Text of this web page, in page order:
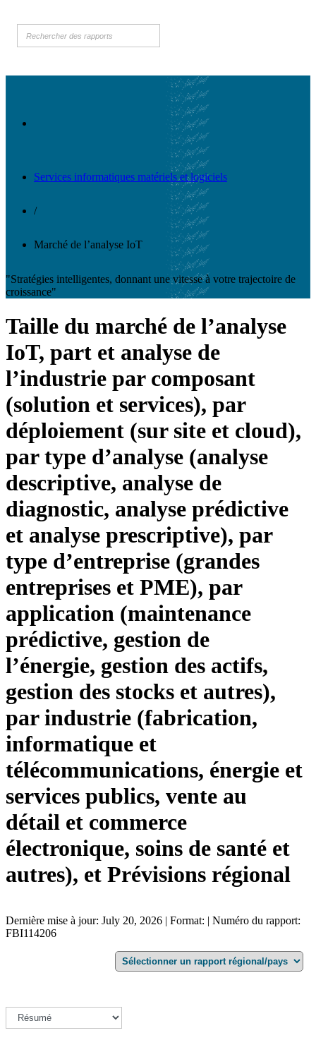
Services informatiques matériels et logiciels
/
Marché de l’analyse IoT
"Stratégies intelligentes, donnant une vitesse à votre trajectoire de
croissance"
Taille du marché de l’analyse
IoT, part et analyse de
l’industrie par composant
(solution et services), par
déploiement (sur site et cloud),
par type d’analyse (analyse
descriptive, analyse de
diagnostic, analyse prédictive
et analyse prescriptive), par
type d’entreprise (grandes
entreprises et PME), par
application (maintenance
prédictive, gestion de
l’énergie, gestion des actifs,
gestion des stocks et autres),
par industrie (fabrication,
informatique et
télécommunications, énergie et
services publics, vente au
détail et commerce
électronique, soins de santé et
autres), et Prévisions régional
Dernière mise à jour: July 20, 2026 | Format: | Numéro du rapport:
FBI114206